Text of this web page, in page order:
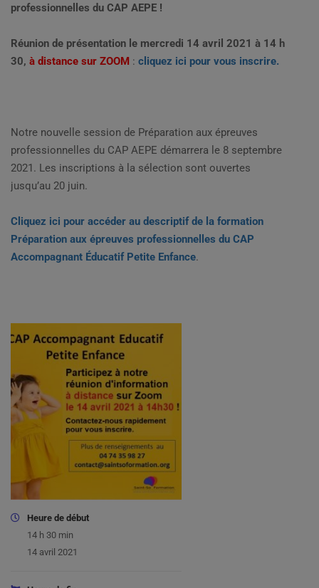
professionnelles du CAP AEPE !
Réunion de présentation le mercredi 14 avril 2021 à 14 h
30, à distance sur ZOOM : cliquez ici pour vous inscrire.
Notre nouvelle session de Préparation aux épreuves
professionnelles du CAP AEPE démarrera le 8 septembre
2021. Les inscriptions à la sélection sont ouvertes
jusqu’au 20 juin.
Cliquez ici pour accéder au descriptif de la formation
Préparation aux épreuves professionnelles du CAP
Accompagnant Éducatif Petite Enfance.
Heure de début
14 h 30 min
14 avril 2021